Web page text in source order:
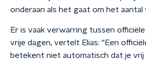
onderaan als het gaat om het aantal
Er is vaak verwarring tussen
vrije dagen, vertelt Elias: "Een
betekent niet automatisch dat je